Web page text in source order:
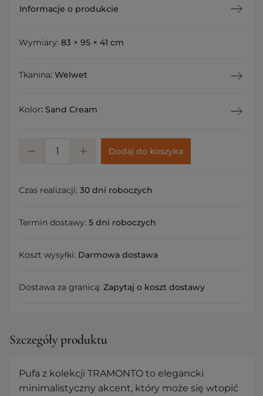
Informacje o produkcie
Wymiary: 83 × 95 × 41 cm
Tkanina: Welwet
Kolor: Sand Cream
Dodaj do koszyka
Czas realizacji: 30 dni roboczych
Termin dostawy: 5 dni roboczych
Koszt wysyłki: Darmowa dostawa
Dostawa za granicą: Zapytaj o koszt dostawy
Szczegóły produktu
Pufa z kolekcji TRAMONTO to elegancki
minimalistyczny akcent, który może się wtopić